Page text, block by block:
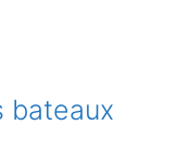
bateaux